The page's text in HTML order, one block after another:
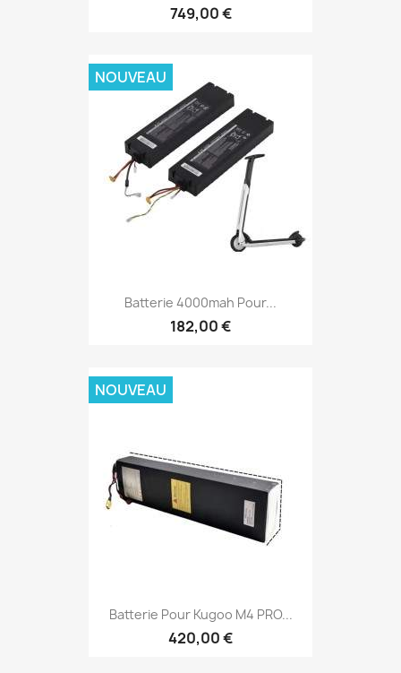
749,00 €
Batterie 4000mah Pour...
182,00 €
NOUVEAU
Batterie Pour Kugoo M4 PRO...
420,00 €
NOUVEAU